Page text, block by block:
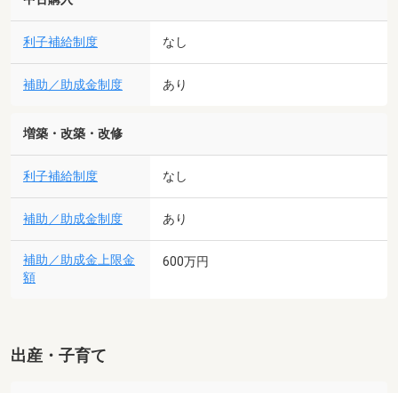
利子補給制度 なし
補助／助成金制度 あり
増築・改築・改修
利子補給制度 なし
補助／助成金制度 あり
補助／助成金上限金
額
600万円
出産・子育て